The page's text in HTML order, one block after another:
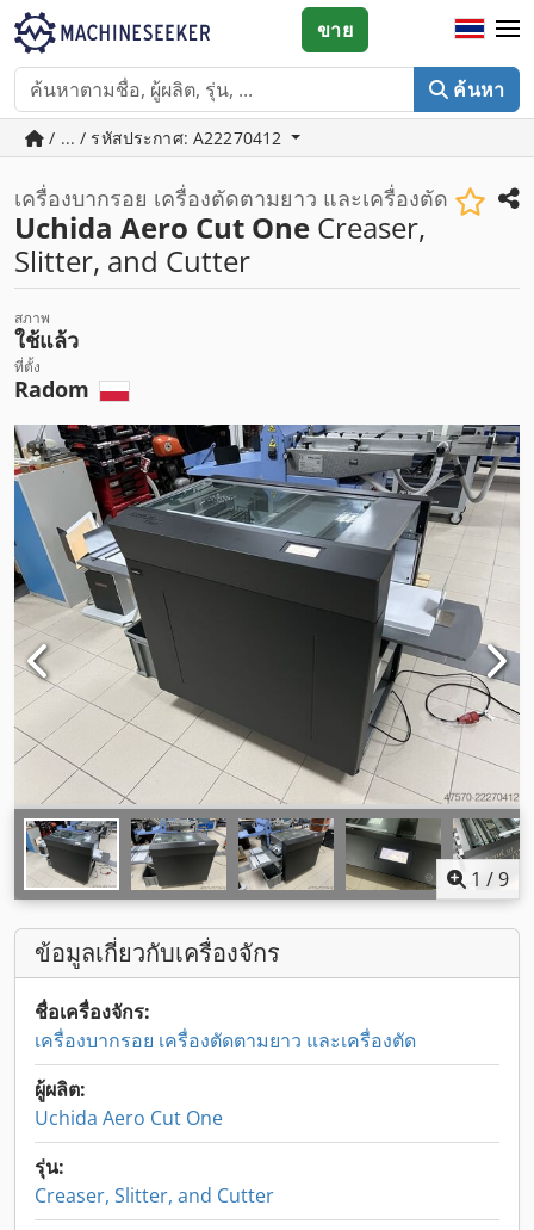
ค้นหา
ขาย
/ ... / รหัสประกาศ: A22270412
เครื่องบากรอย เครื่องตัดตามยาว และเครื่องตัด
Uchida Aero Cut One Creaser,
Slitter, and Cutter
สภาพ
ใช้แล้ว
ที่ตั้ง
Radom
1 /9
ข้อมูลเกี่ยวกับเครื่องจักร
ชื่อเครื่องจักร:
เครื่องบากรอย เครื่องตัดตามยาว และเครื่องตัด
ผู้ผลิต:
Uchida Aero Cut One
รุ่น:
Creaser, Slitter, and Cutter